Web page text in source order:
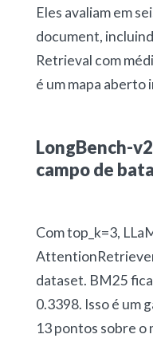
Eles avaliam em
document,
Retrieval com
é um mapa aberto
LongBench-
campo de
Com top_k=3,
dataset. BM25
0.3398. Isso é um
13 pontos sobre o